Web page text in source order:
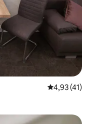
Vlerësimi
4,93 (41)